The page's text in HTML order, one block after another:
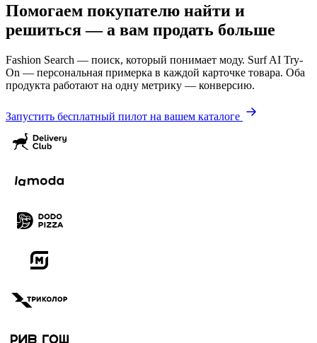
Помогаем покупателю найти и
решиться — а вам продать больше
Fashion Search — поиск, который понимает моду. Surf AI Try-
On — персональная примерка в каждой карточке товара. Оба
продукта работают на одну метрику — конверсию.
Запустить бесплатный пилот на вашем каталоге